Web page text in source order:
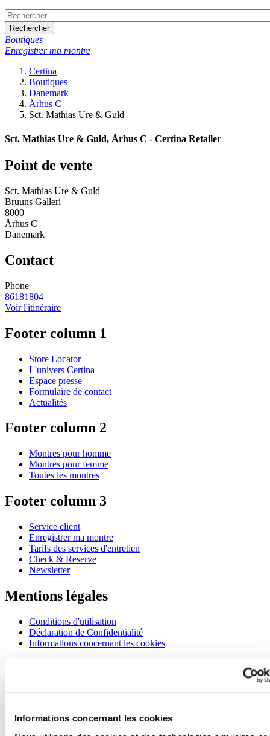
Informations concernant les cookies
Rechercher
Boutiques
Enregistrer ma montre
Certina
Boutiques
Danemark
Århus C
Sct. Mathias Ure & Guld
Sct. Mathias Ure & Guld, Århus C - Certina Retailer
Point de vente
Sct. Mathias Ure & Guld
Bruuns Galleri
8000
Århus C
Danemark
Contact
Phone
86181804
Voir l'itinéraire
Footer column 1
Store Locator
L'univers Certina
Espace presse
Formulaire de contact
Actualités
Footer column 2
Montres pour homme
Montres pour femme
Toutes les montres
Footer column 3
Service client
Enregistrer ma montre
Tarifs des services d'entretien
Check & Reserve
Newsletter
Mentions légales
Conditions d'utilisation
Déclaration de Confidentialité
Informations concernant les cookies
Rejoignez le club CERTINA
Sélectionner un pays/une région